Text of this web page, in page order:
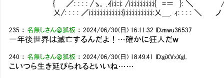
{ ／: : : : /ゝ｡ .ｲi:i::i: /i:i:i:i:i:i:i:i:i{ =＝ }:
乂/: : : : ／i:i:i:i:i:i:i:i:i:i:i:{i:i:i:i:i:i:i:i:i:i:乂＿. ｨ: : : :
235 ： 名無しさん＠狐板 ：2024/06/30(日) 16:11:32 ID:mwu36537
一年後世界は滅亡するんだよ！…確かに狂人だｗ
240 ： 名無しさん＠狐板 ：2024/06/30(日) 18:49:41 ID:giXVxXgL
こいつら生き延びられるといいね……